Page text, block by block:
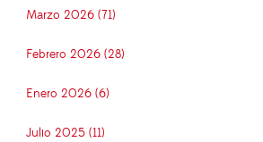
Marzo 2026 (71)
Febrero 2026 (28)
Enero 2026 (6)
Julio 2025 (11)